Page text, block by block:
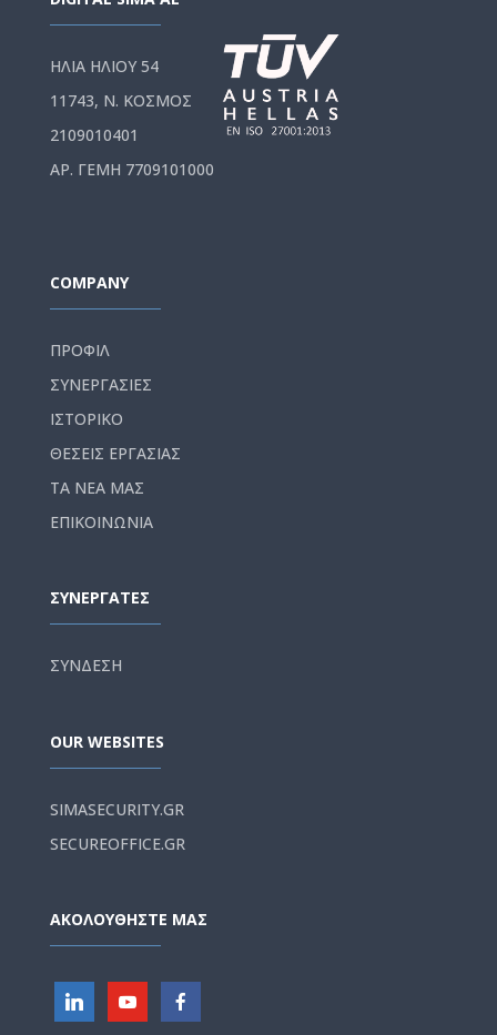
ΗΛΙΑ ΗΛΙΟΥ 54
11743, Ν. ΚΟΣΜΟΣ
2109010401
ΑΡ. ΓΕΜΗ 7709101000
COMPANY
ΠΡΟΦΙΛ
ΣΥΝΕΡΓΑΣΙΕΣ
ΙΣΤΟΡΙΚΟ
ΘΕΣΕΙΣ ΕΡΓΑΣΙΑΣ
ΤΑ ΝΕΑ ΜΑΣ
ΕΠΙΚΟΙΝΩΝΙΑ
ΣΥΝΕΡΓΑΤΕΣ
ΣΥΝΔΕΣΗ
OUR WEBSITES
SIMASECURITY.GR
SECUREOFFICE.GR
ΑΚΟΛΟΥΘΗΣΤΕ ΜΑΣ